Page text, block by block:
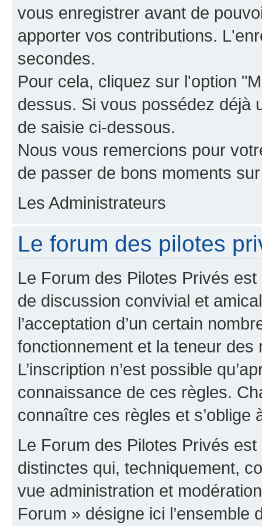
vous enregistrer avant de
apporter vos contributions.
secondes.
Pour cela, cliquez sur l'option
dessus. Si vous possédez déjà
de saisie ci-dessous.
Nous vous remercions pour
de passer de bons moments
Les Administrateurs
Le forum des pilotes
Le Forum des Pilotes Privés
de discussion convivial et
l’acceptation d’un certain
fonctionnement et la teneur
L’inscription n’est possible
connaissance de ces règles.
connaître ces règles et s’oblige
Le Forum des Pilotes Privés
distinctes qui, techniquement,
vue administration et
Forum » désigne ici